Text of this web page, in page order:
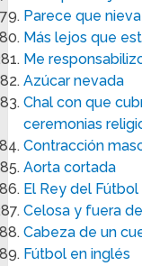
Parece que
Más lejos que
Me
Azúcar nevada
Chal con que
ceremonias
Contracción
Aorta cortada
El Rey del Fútbol
Celosa y fuera
Cabeza de un
Fútbol en inglés